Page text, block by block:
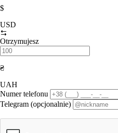
$
USD
Otrzymujesz
₴
UAH
Numer telefonu
Telegram (opcjonalnie)